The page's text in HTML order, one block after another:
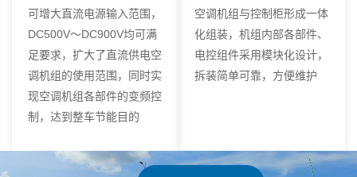
可增大直流电源输入范围，
DC500V～DC900V均可满
足要求，扩大了直流供电空
调机组的使用范围，同时实
现空调机组各部件的变频控
制，达到整车节能目的
空调机组与控制柜形成一体
化组装，机组内部各部件、
电控组件采用模块化设计，
拆装简单可靠，方便维护